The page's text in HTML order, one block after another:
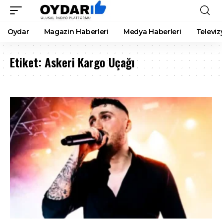
Oydar Magazin Haberleri Medya Haberleri
Etiket:Askeri Kargo Uçağı